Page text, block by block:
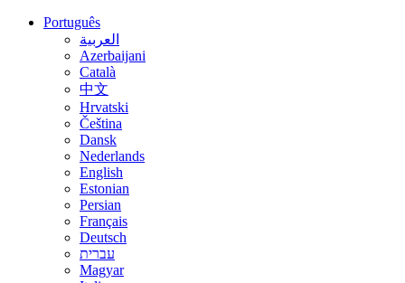
Português
العربية
Azerbaijani
Català
中文
Hrvatski
Čeština
Dansk
Nederlands
English
Estonian
Persian
Français
Deutsch
עברית
Magyar